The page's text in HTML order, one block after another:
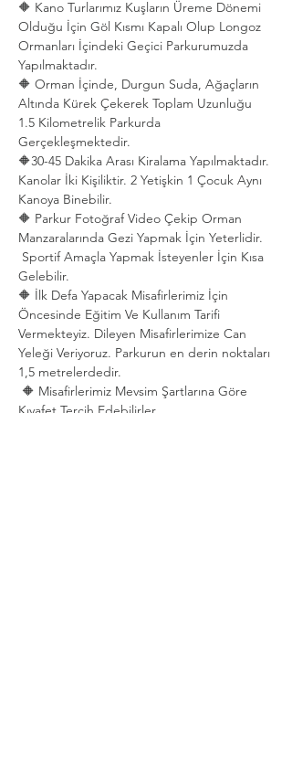
🔶 Kano Turlarımız Kuşların Üreme Dönemi
Olduğu İçin Göl Kısmı Kapalı Olup Longoz
Ormanları İçindeki Geçici Parkurumuzda
Yapılmaktadır.
🔶 Orman İçinde, Durgun Suda, Ağaçların
Altında Kürek Çekerek Toplam Uzunluğu
1.5 Kilometrelik Parkurda
Gerçekleşmektedir.
🔶30-45 Dakika Arası Kiralama Yapılmaktadır.
Kanolar İki Kişiliktir. 2 Yetişkin 1 Çocuk Aynı
Kanoya Binebilir.
🔶 Parkur Fotoğraf Video Çekip Orman
Manzaralarında Gezi Yapmak İçin Yeterlidir.
Sportif Amaçla Yapmak İsteyenler İçin Kısa
Gelebilir.
🔶 İlk Defa Yapacak Misafirlerimiz İçin
Öncesinde Eğitim Ve Kullanım Tarifi
Vermekteyiz. Dileyen Misafirlerimize Can
Yeleği Veriyoruz. Parkurun en derin noktaları
1,5 metrelerdedir.
🔶 Misafirlerimiz Mevsim Şartlarına Göre
Kıyafet Tercih Edebilirler.